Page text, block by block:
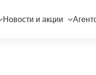
Новости и акции